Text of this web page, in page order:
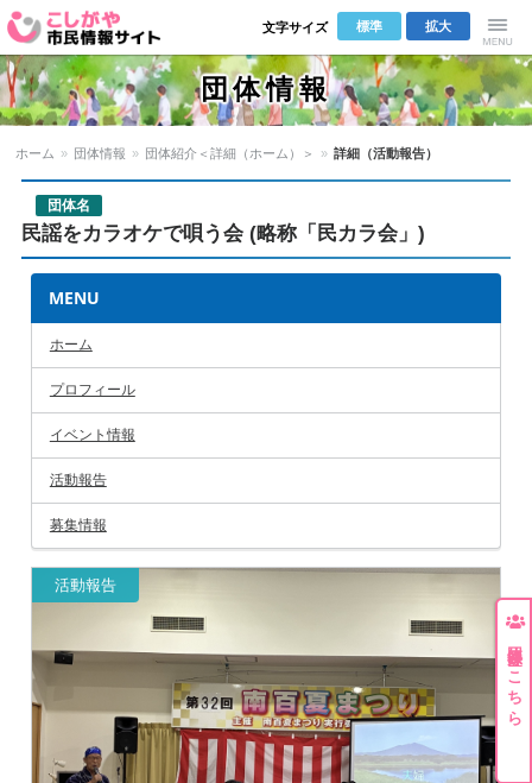
こしがや市
民情報サイ
ト
Menu
拡大
標準
文字サイズ
団体情報
ホーム » 団体情報 » 団体紹介＜詳細（ホーム）＞ » 詳細（活動報告）
団体名
民謡をカラオケで唄う会 (略称「民カラ会」)
MENU
ホーム
プロフィール
イベント情報
活動報告
募集情報
活動報告
団体登録はこちら